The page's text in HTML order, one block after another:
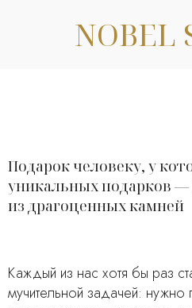
NOBEL
Подарок человеку, у
уникальных подарков —
из драгоценных камней
Каждый из нас хотя бы раз
мучительной задачей: нужно